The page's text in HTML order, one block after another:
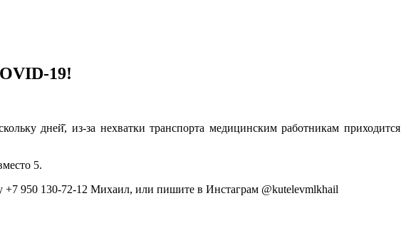
19!
дней̆, из-за нехватки транспорта медицинским работникам приходится
5.
+7 950 130-72-12 Михаил, или пишите в Инстаграм @kutelevmlkhail